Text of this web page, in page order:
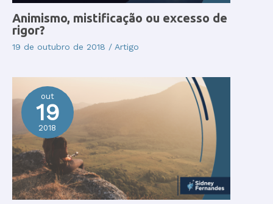
Animismo, mistificação ou excesso de
rigor?
19 de outubro de 2018 / Artigo
out
19
2018